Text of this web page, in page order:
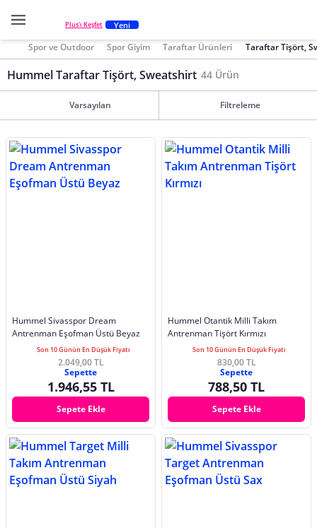
Plus'ı Keşfet Yeni
Spor ve Outdoor Spor Giyim Taraftar Ürünleri Taraftar Tişört,
Hummel Taraftar Tişört, Sweatshirt 44 Ürün
Varsayılan Filtreleme
Hummel Sivasspor Dream
Antrenman Eşofman Üstü Beyaz
Son 10 Günün En Düşük Fiyatı
2.049,00 TL
Sepette
1.946,55 TL
Sepete Ekle
Hummel Otantik Milli Takım
Antrenman Tişört Kırmızı
Son 10 Günün En Düşük Fiyatı
830,00 TL
Sepette
788,50 TL
Sepete Ekle